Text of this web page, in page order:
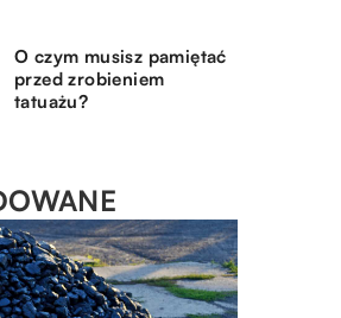
O czym musisz pamiętać
przed zrobieniem
tatuażu?